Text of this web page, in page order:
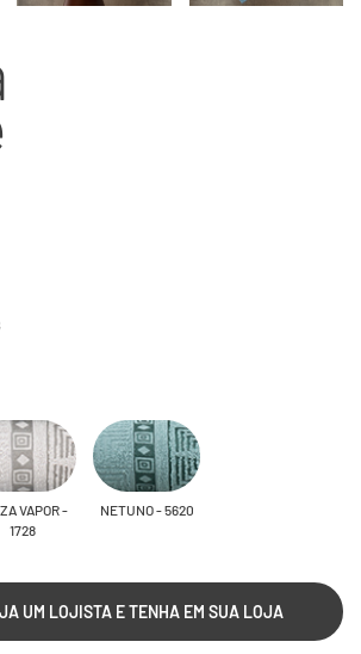
VAPOR -
1728
NETUNO - 5620
UM LOJISTA E TENHA EM SUA LOJA